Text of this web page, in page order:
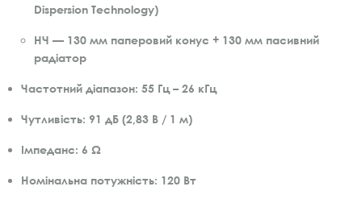
Dispersion Technology)
НЧ — 130 мм паперовий конус + 130 мм пасивний
радіатор
Частотний діапазон: 55 Гц – 26 кГц
Чутливість: 91 дБ (2,83 В / 1 м)
Імпеданс: 6 Ω
Номінальна потужність: 120 Вт